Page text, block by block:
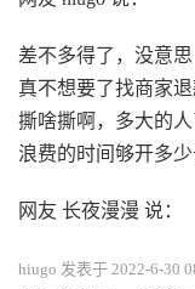
差不多得了，没意思
真不想要了找商家
撕啥撕啊，多大的人
浪费的时间够开多
网友 长夜漫漫 说：
hiugo 发表于 2022-6-30